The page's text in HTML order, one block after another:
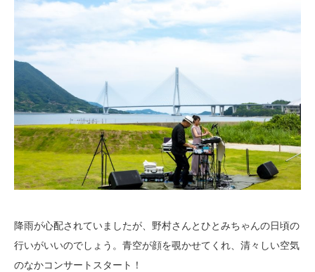
降雨が心配されていましたが、野村さんとひとみちゃんの日頃の
行いがいいのでしょう。青空が顔を覗かせてくれ、清々しい空気
のなかコンサートスタート！